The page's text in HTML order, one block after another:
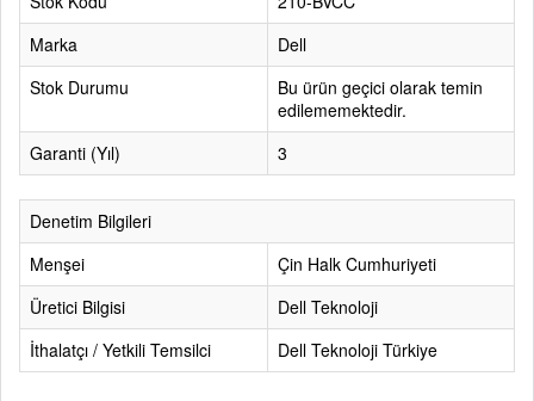
Marka
Dell
Stok Durumu
Bu ürün geçici olarak temin
edilememektedir.
Garanti (Yıl)
3
Denetim Bilgileri
Menşei
Çin Halk Cumhuriyeti
Üretici Bilgisi
Dell Teknoloji
İthalatçı / Yetkili Temsilci
Dell Teknoloji Türkiye